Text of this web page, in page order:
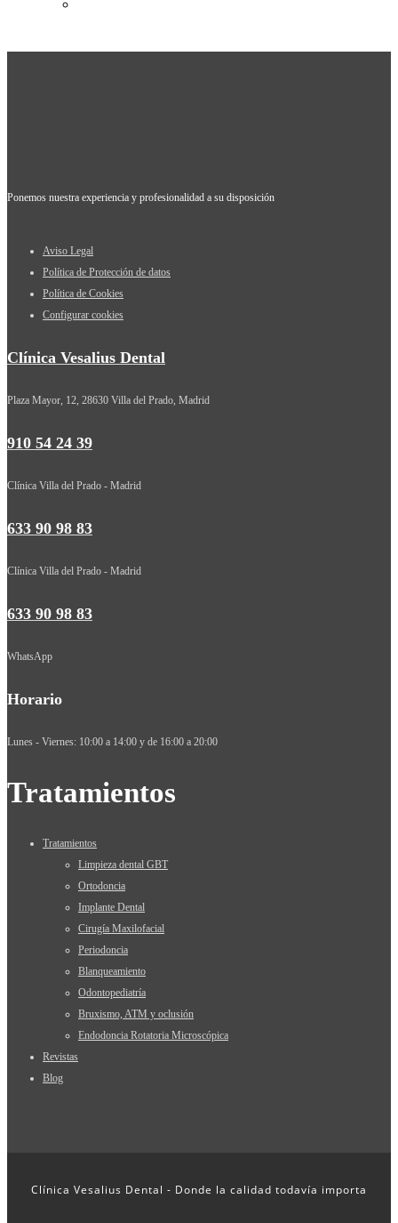
Ponemos nuestra experiencia y profesionalidad a su disposición
Aviso Legal
Política de Protección de datos
Política de Cookies
Configurar cookies
Clínica Vesalius Dental
Plaza Mayor, 12, 28630 Villa del Prado, Madrid
910 54 24 39
Clínica Villa del Prado - Madrid
633 90 98 83
Clínica Villa del Prado - Madrid
633 90 98 83
WhatsApp
Horario
Lunes - Viernes: 10:00 a 14:00 y de 16:00 a 20:00
Tratamientos
Tratamientos
Limpieza dental GBT
Ortodoncia
Implante Dental
Cirugía Maxilofacial
Periodoncia
Blanqueamiento
Odontopediatría
Bruxismo, ATM y oclusión
Endodoncia Rotatoria Microscópica
Revistas
Blog
Clínica Vesalius Dental - Donde la calidad todavía importa